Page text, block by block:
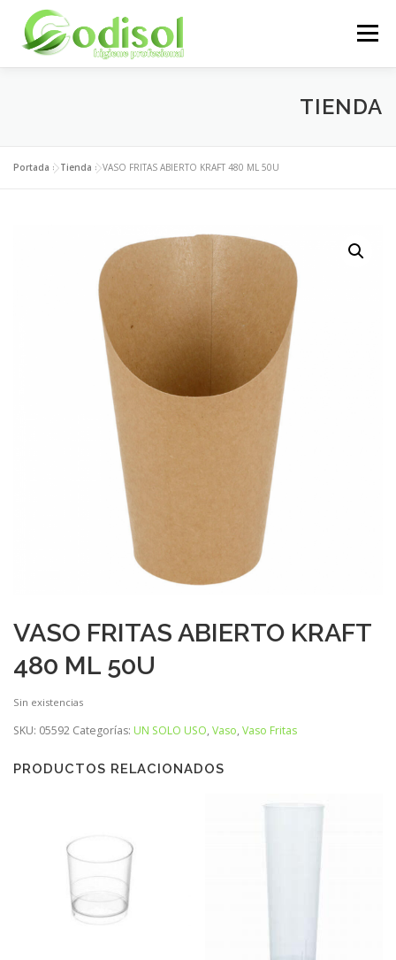
contenido
Menú
ÁREA CLIENTES CONTACTO
TIENDA
Portada »Tienda »VASO FRITAS ABIERTO KRAFT 480 ML 50U
VASO FRITAS ABIERTO KRAFT
480 ML 50U
Sin existencias
SKU: 05592 Categorías: UN SOLO USO, Vaso, Vaso Fritas
PRODUCTOS RELACIONADOS